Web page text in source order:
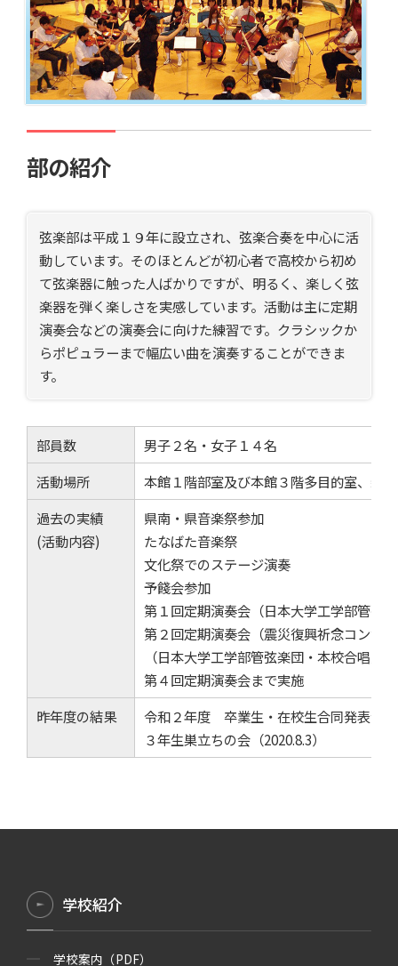
部の紹介
弦楽部は平成１９年に設立され、弦楽合奏を中心に活
動しています。そのほとんどが初心者で高校から初め
て弦楽器に触った人ばかりですが、明るく、楽しく弦
楽器を弾く楽しさを実感しています。活動は主に定期
演奏会などの演奏会に向けた練習です。クラシックか
らポピュラーまで幅広い曲を演奏することができま
す。
部員数
男子２名・女子１４名
活動場所
本館１階部室及び本館３階多目的室、新
過去の実績
(活動内容)
県南・県音楽祭参加
たなばた音楽祭
文化祭でのステージ演奏
予餞会参加
第１回定期演奏会（日本大学工学部管弦
第２回定期演奏会（震災復興祈念コンサ
（日本大学工学部管弦楽団・本校合唱
第４回定期演奏会まで実施
昨年度の結果
令和２年度 卒業生・在校生合同発表会（
３年生巣立ちの会（2020.8.3）
学校紹介
学校案内（PDF）